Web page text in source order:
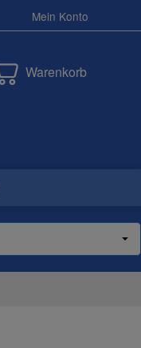
Mein Konto
Warenkorb